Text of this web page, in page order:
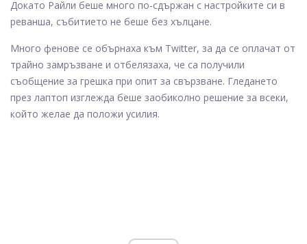
Докато Райли беше много по-сдържан с настройките си в
реванша, събитието не беше без хълцане.
Много фенове се обърнаха към Twitter, за да се оплачат от
трайно замръзване и отбелязаха, че са получили
съобщение за грешка при опит за свързване. Гледането
през лаптоп изглежда беше заобиколно решение за всеки,
който желае да положи усилия.